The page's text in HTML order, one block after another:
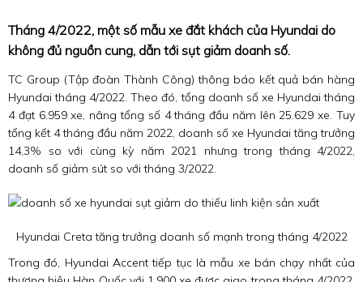
Tháng 4/2022, một số mẫu xe đắt khách của Hyundai do
không đủ nguồn cung, dẫn tới sụt giảm doanh số.
TC Group (Tập đoàn Thành Công) thông báo kết quả bán hàng
Hyundai tháng 4/2022. Theo đó, tổng doanh số xe Hyundai tháng
4 đạt 6.959 xe, nâng tổng số 4 tháng đầu năm lên 25.629 xe. Tuy
tổng kết 4 tháng đầu năm 2022, doanh số xe Hyundai tăng trưởng
14,3% so với cùng kỳ năm 2021 nhưng trong tháng 4/2022,
doanh số giảm sút so với tháng 3/2022.
Hyundai Creta tăng trưởng doanh số mạnh trong tháng 4/2022
Trong đó, Hyundai Accent tiếp tục là mẫu xe bán chạy nhất của